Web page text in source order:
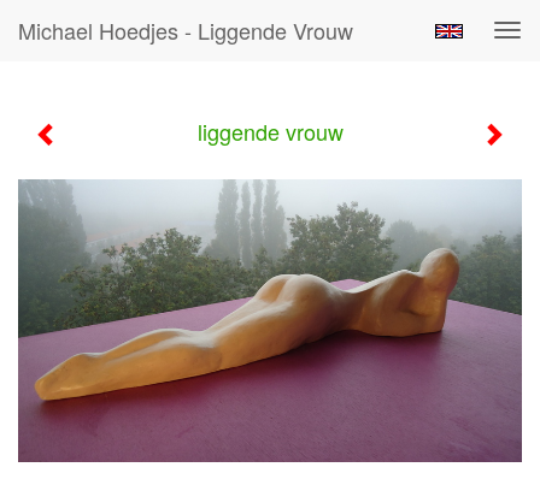
Michael Hoedjes - Liggende Vrouw
liggende vrouw